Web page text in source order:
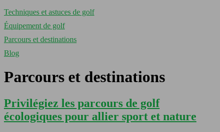
Techniques et astuces de golf
Équipement de golf
Parcours et destinations
Blog
Parcours et destinations
Privilégiez les parcours de golf
écologiques pour allier sport et nature